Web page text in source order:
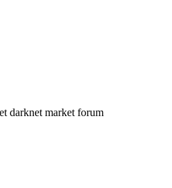
darknet market forum